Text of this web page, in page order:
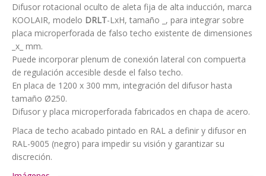
Difusor rotacional oculto de aleta fija de alta inducción, marca
KOOLAIR, modelo DRLT-LxH, tamaño _, para integrar sobre
placa microperforada de falso techo existente de dimensiones
_x_ mm.
Puede incorporar plenum de conexión lateral con compuerta
de regulación accesible desde el falso techo.
En placa de 1200 x 300 mm, integración del difusor hasta
tamaño Ø250.
Difusor y placa microperforada fabricados en chapa de acero.
Placa de techo acabado pintado en RAL a definir y difusor en
RAL-9005 (negro) para impedir su visión y garantizar su
discreción.